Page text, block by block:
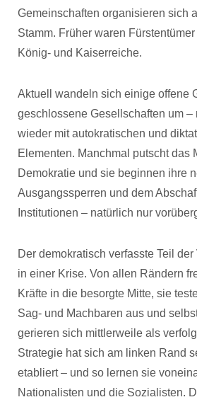
Gemeinschaften organisieren sich
Stamm. Früher waren
König- und Kaiserreiche.
Aktuell wandeln sich einige offene
geschlossene Gesellschaften um –
wieder mit autokratischen und
Elementen. Manchmal putscht das
Demokratie und sie beginnen ihre
Ausgangssperren und dem
Institutionen – natürlich nur
Der demokratisch verfasste Teil
in einer Krise. Von allen Rändern
Kräfte in die besorgte Mitte, sie
Sag- und Machbaren aus und
gerieren sich mittlerweile als
Strategie hat sich am linken Rand
etabliert – und so lernen sie
Nationalisten und die Sozialisten.